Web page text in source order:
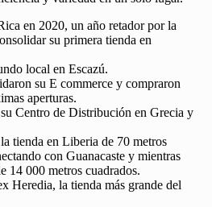
en 2020, un año retador por la
su primera tienda en
local en Escazú.
su E commerce y compraron
aperturas.
Centro de Distribución en Grecia y
tienda en Liberia de 70 metros
con Guanacaste y mientras
14 000 metros cuadrados.
Heredia, la tienda más grande del